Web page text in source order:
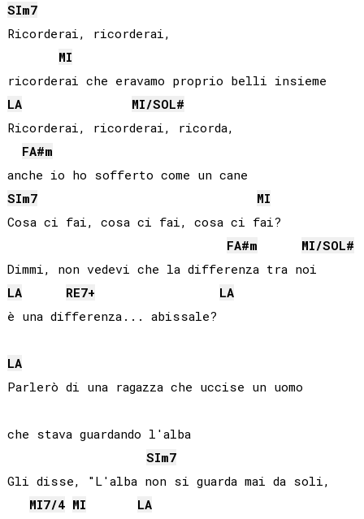
SIm7
Ricorderai, ricorderai,
MI
LA
MI/SOL#
Ricorderai, ricorderai, ricorda,
FA#m
SIm7
MI
Cosa ci fai, cosa ci fai, cosa ci fai?
FA#m MI/SOL#
LA
RE7+
LA
è una differenza... abissale?
LA
Parlerò di una ragazza che uccise un uomo
che stava guardando l'alba
SIm7
Gli disse, "L'alba non si guarda mai da soli,
MI7/4 MI
LA